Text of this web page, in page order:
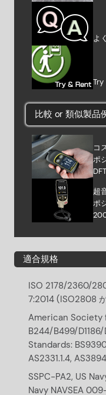
よ
Try
比較 or 類似製品
コ
ポ
DFT
超
ポ
適合規格
ISO 2178/2360/
7:2014 (ISO2808
American Society
B244/B499/
Standards:
AS2331.1.4,
SSPC-PA2, US
Navy NAVSEA